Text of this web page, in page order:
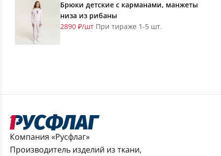
Брюки детские с карманами, манжеты
низа из рибаны
2890 ₽/шт При тираже 1-5 шт.
Компания «Русфлаг»
Производитель изделий из ткани,